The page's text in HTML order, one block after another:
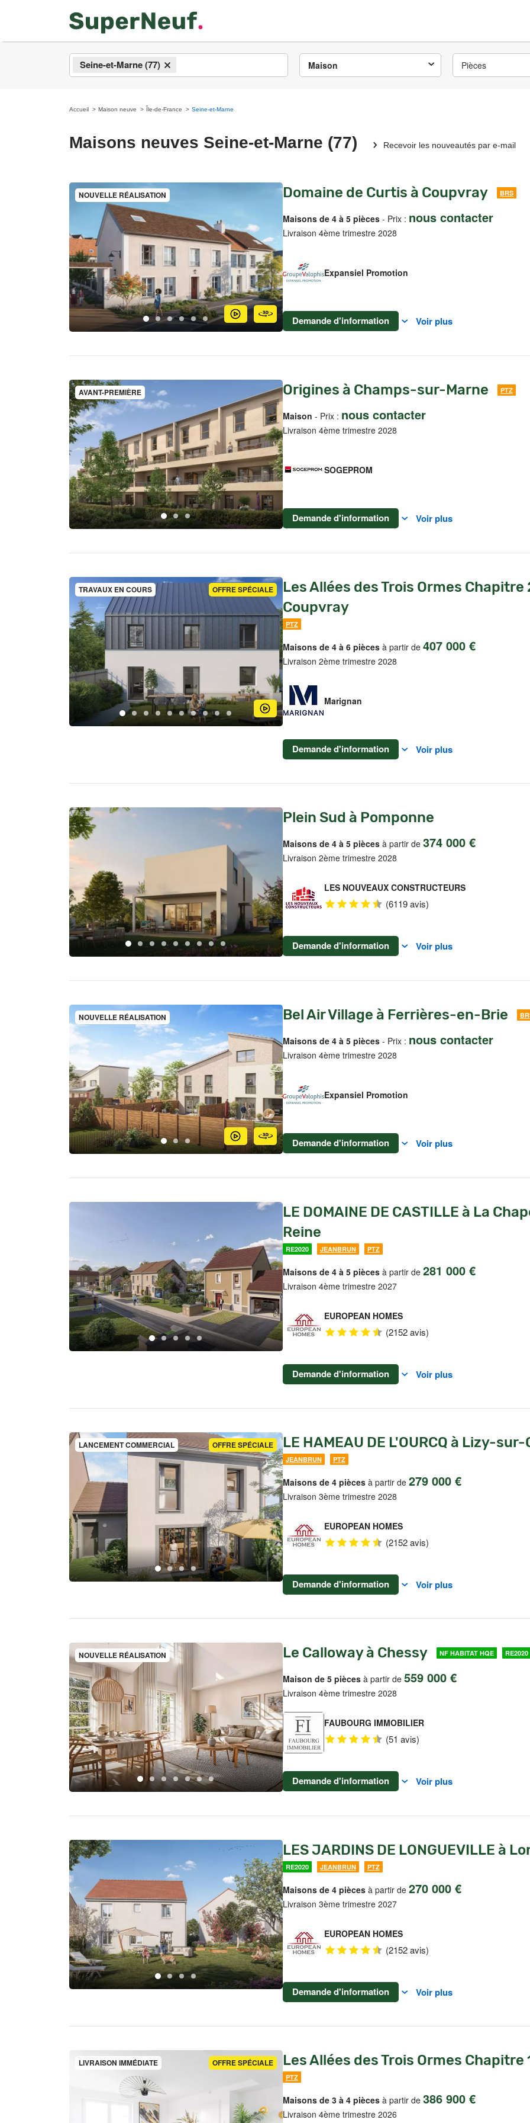
×
Seine-et-Marne (77) Maison Pièces
Accueil Maison neuve Île-de-France Seine-et-Marne
Maisons neuves Seine-et-Marne (77) Recevoir les nouveautés par e-mail
NOUVELLE RÉALISATION Domaine de Curtis à Coupvray BRS
Maisons de 4 à 5 pièces - Prix : nous contacter
Livraison 4ème trimestre 2028
Expansiel Promotion
Demande d'information Voir plus
AVANT-PREMIÈRE Origines à Champs-sur-Marne PTZ
Maison - Prix : nous contacter
Livraison 4ème trimestre 2028
SOGEPROM
Demande d'information Voir plus
OFFRE SPÉCIALE
TRAVAUX EN COURS
Les Allées des Trois Ormes Chapitre
Coupvray
PTZ
Maisons de 4 à 6 pièces à partir de 407 000 €
Livraison 2ème trimestre 2028
Marignan
Demande d'information Voir plus
Plein Sud à Pomponne
Maisons de 4 à 5 pièces à partir de 374 000 €
Livraison 2ème trimestre 2028
LES NOUVEAUX CONSTRUCTEURS
(6119 avis)
Demande d'information Voir plus
NOUVELLE RÉALISATION Bel Air Village à Ferrières-en-Brie
Maisons de 4 à 5 pièces - Prix : nous contacter
Livraison 4ème trimestre 2028
Expansiel Promotion
Demande d'information Voir plus
LE DOMAINE DE CASTILLE à La
Reine
RE2020 JEANBRUN PTZ
Maisons de 4 à 5 pièces à partir de 281 000 €
Livraison 4ème trimestre 2027
EUROPEAN HOMES
(2152 avis)
Demande d'information Voir plus
OFFRE SPÉCIALE
LANCEMENT COMMERCIAL LE HAMEAU DE L'OURCQ à Lizy-
JEANBRUN PTZ
Maisons de 4 pièces à partir de 279 000 €
Livraison 3ème trimestre 2028
EUROPEAN HOMES
(2152 avis)
Demande d'information Voir plus
NOUVELLE RÉALISATION Le Calloway à Chessy NF HABITAT HQE RE2020
Maison de 5 pièces à partir de 559 000 €
Livraison 4ème trimestre 2028
FAUBOURG IMMOBILIER
(51 avis)
Demande d'information Voir plus
LES JARDINS DE LONGUEVILLE à
RE2020 JEANBRUN PTZ
Maisons de 4 pièces à partir de 270 000 €
Livraison 3ème trimestre 2027
EUROPEAN HOMES
(2152 avis)
Demande d'information Voir plus
OFFRE SPÉCIALE
LIVRAISON IMMÉDIATE Les Allées des Trois Ormes Chapitre
PTZ
Maisons de 3 à 4 pièces à partir de 386 900 €
Livraison 4ème trimestre 2026